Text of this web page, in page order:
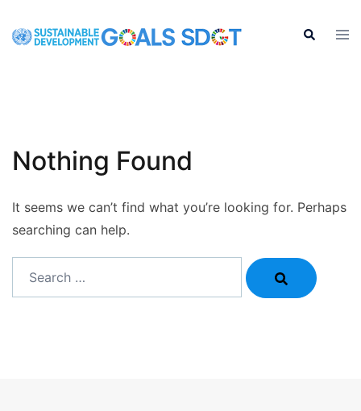
Search
Nothing Found
It seems we can’t find what you’re looking for. Perhaps
searching can help.